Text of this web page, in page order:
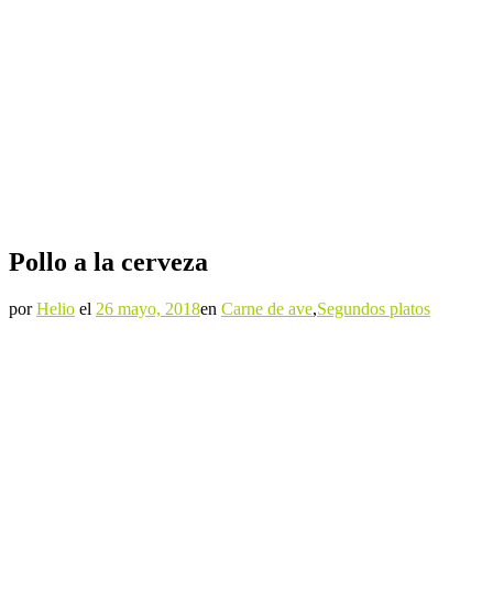
Pollo a la cerveza
porHelio el 26 mayo, 2018en Carne de ave,Segundos platos